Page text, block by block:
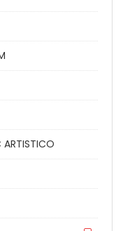
ARTISTICO